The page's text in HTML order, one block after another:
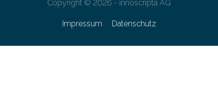
Copyright © 2026 - innoscripta AG
Impressum Datenschutz